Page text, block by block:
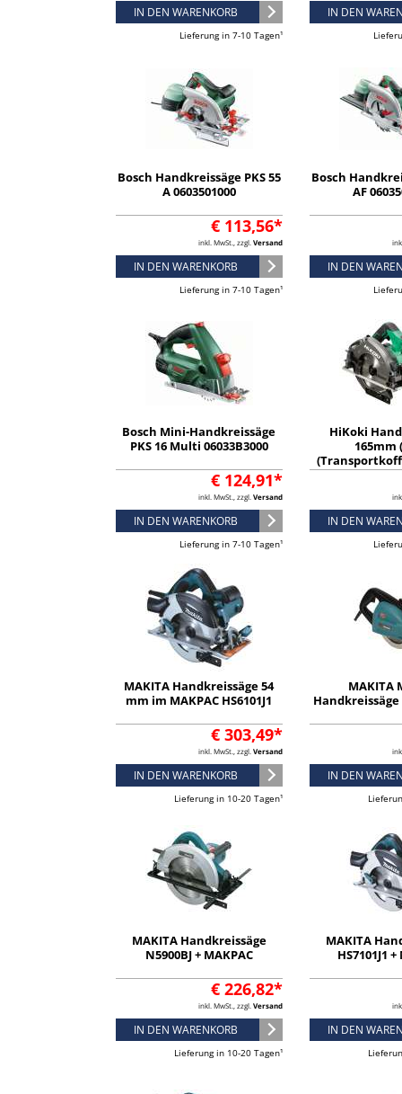
IN DEN WARENKORB
Lieferung in 7-10 Tagen¹
IN DEN
Bosch Handkreissäge PKS 55
A 0603501000
€ 113,56*
inkl. MwSt., zzgl. Versand
IN DEN WARENKORB
Lieferung in 7-10 Tagen¹
Bosch
AF
IN DEN
Bosch Mini-Handkreissäge
PKS 16 Multi 06033B3000
€ 124,91*
inkl. MwSt., zzgl. Versand
IN DEN WARENKORB
Lieferung in 7-10 Tagen¹
HiKoki
165mm
54mm
IN DEN
MAKITA Handkreissäge 54
mm im MAKPAC HS6101J1
€ 303,49*
inkl. MwSt., zzgl. Versand
IN DEN WARENKORB
Lieferung in 10-20 Tagen¹
MAKITA
Handkreissäge
IN DEN
MAKITA Handkreissäge
N5900BJ + MAKPAC
€ 226,82*
inkl. MwSt., zzgl. Versand
IN DEN WARENKORB
Lieferung in 10-20 Tagen¹
MAKITA
HS7101J1
IN DEN